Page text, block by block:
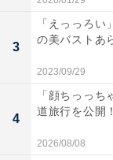
3
「えっっろ
の美バストあ
2023/09/29
4
「顔ちっっ
道旅行を公開
2026/08/08